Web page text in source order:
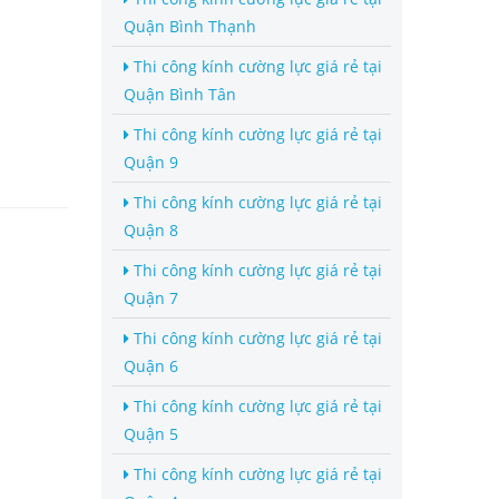
Quận Bình Thạnh
Thi công kính cường lực giá rẻ tại
Quận Bình Tân
Thi công kính cường lực giá rẻ tại
Quận 9
Thi công kính cường lực giá rẻ tại
Quận 8
Thi công kính cường lực giá rẻ tại
Quận 7
Thi công kính cường lực giá rẻ tại
Quận 6
Thi công kính cường lực giá rẻ tại
Quận 5
Thi công kính cường lực giá rẻ tại